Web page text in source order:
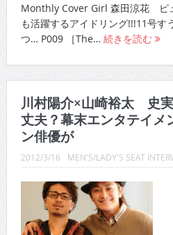
Monthly Cover Girl 森田涼花 ピ
も活躍するアイドリング!!!11号す
つ… P009 ［The… 続きを読む
川村陽介×山崎裕太 史
丈夫？幕末エンタテイメ
ン俳優が
2012/3/16 MEN'S/LADY'S SEAT